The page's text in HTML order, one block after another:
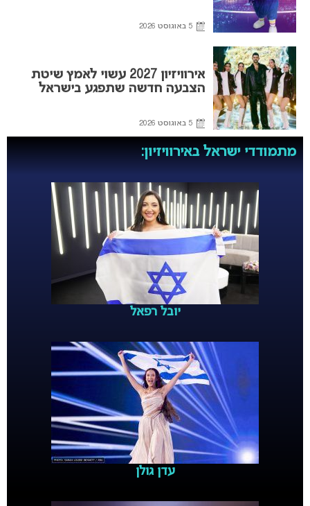
5 באוגוסט 2026
אירוויזיון 2027 עשוי לאמץ שיטת
הצבעה חדשה שתפגע בישראל
5 באוגוסט 2026
מתמודדי ישראל באירוויזיון:
יובל רפאל
עדן גולן